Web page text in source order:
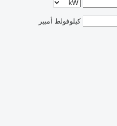
كيلوفولط أمبير